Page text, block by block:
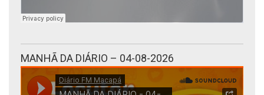
MANHÃ DA DIÁRIO – 04-08-2026